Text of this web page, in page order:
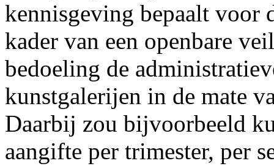
kennisgeving bepaalt voor
kader van een openbare
bedoeling de
kunstgalerijen in de mate
Daarbij zou bijvoorbeeld
aangifte per trimester, per